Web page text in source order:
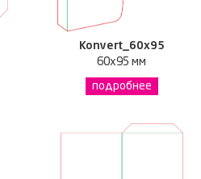
Konvert_60x95
60x95 мм
подробнее